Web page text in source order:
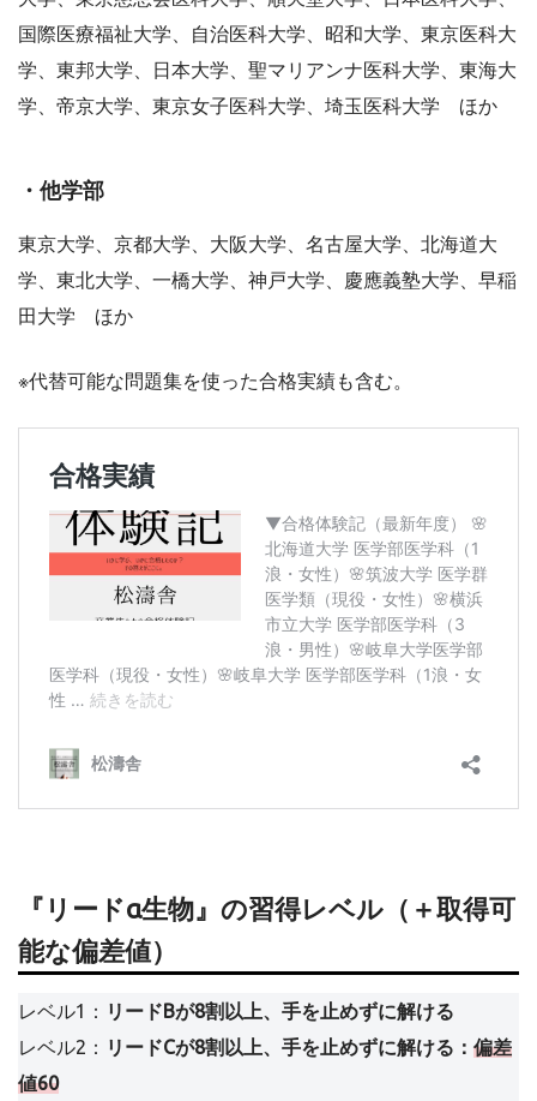
国際医療福祉大学、自治医科大学、昭和大学、東京医科大
学、東邦大学、日本大学、聖マリアンナ医科大学、東海大
学、帝京大学、東京女子医科大学、埼玉医科大学 ほか
・他学部
東京大学、京都大学、大阪大学、名古屋大学、北海道大
学、東北大学、一橋大学、神戸大学、慶應義塾大学、早稲
田大学 ほか
※代替可能な問題集を使った合格実績も含む。
『リードα生物』の習得レベル（＋取得可
能な偏差値）
レベル1： リードBが8割以上、手を止めずに解ける
レベル2： リードCが8割以上、手を止めずに解ける： 偏差
値60